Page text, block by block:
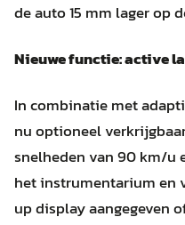
de auto 15 mm lager op
Nieuwe functie: active
In combinatie met
nu optioneel
snelheden van 90 km/u
het instrumentarium en
up display aangegeven